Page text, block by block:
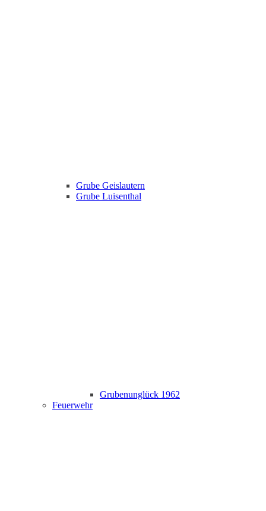
Grube Geislautern
Grube Luisenthal
Grubenunglück 1962
Feuerwehr